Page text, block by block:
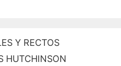
Y RECTOS
HUTCHINSON